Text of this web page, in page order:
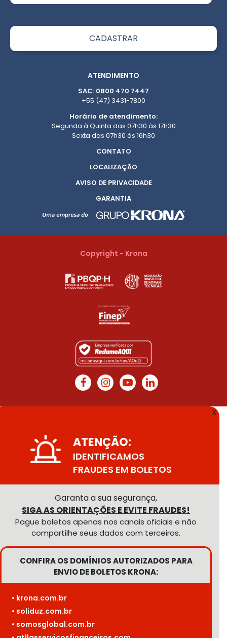
ATENDIMENTO
SAC: 0800 470 7447
+55 (47) 3431-7800
Horário de atendimento:
Segunda à Quinta das 07h30 às 17h30
Sexta das 07h30 às 16h30
CONTATO
LOCALIZAÇÃO
AVISO DE PRIVACIDADE
GARANTIA
Copyright - Krona
X
ATENÇÃO:
IDENTIFICAMOS
FRAUDES EM BOLETOS
Garanta a sua segurança,
SIGA AS ORIENTAÇÕES E EVITE FRAUDES!
Pague boletos apenas nos canais oficiais e não
compartilhe seus dados com terceiros.
CONFIRA OS DOMÍNIOS AUTORIZADOS PARA
ENVIO DE BOLETOS KRONA:
• krona.com.br
• soliduz.com.br
• somosglobal.com.br